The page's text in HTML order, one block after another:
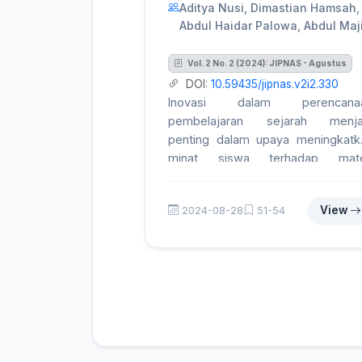
Aditya Nusi, Dimastian Hamsah,
Abdul Haidar Palowa, Abdul
Vol. 2 No. 2 (2024): JIPNAS - Agustus
DOI: 10.59435/jipnas.v2i2.330
Inovasi dalam
pembelajaran sejarah
penting dalam upaya
minat siswa terhadap
ini membahas berbagai
dalam merancang
digital, serta integrasi cerita
2024-08-28 51-54 View